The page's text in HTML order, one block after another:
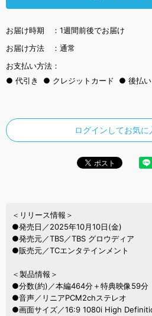
お届け時期 ： 1週間前後でお届け
お届け方法 ： 通常
お支払い方法：
代引き
クレジットカード 後払い
ログインしてお気に
＜リリース情報＞
●発売日／2025年10月10日(金)
●発売元／TBS／TBS グロウディア
●販売元／TCエンタテインメント
＜製品情報＞
●分数(約)／本編464分＋特典映像59分
●音声／リニアPCM2chステレオ
●画面サイズ／16:9 1080i High